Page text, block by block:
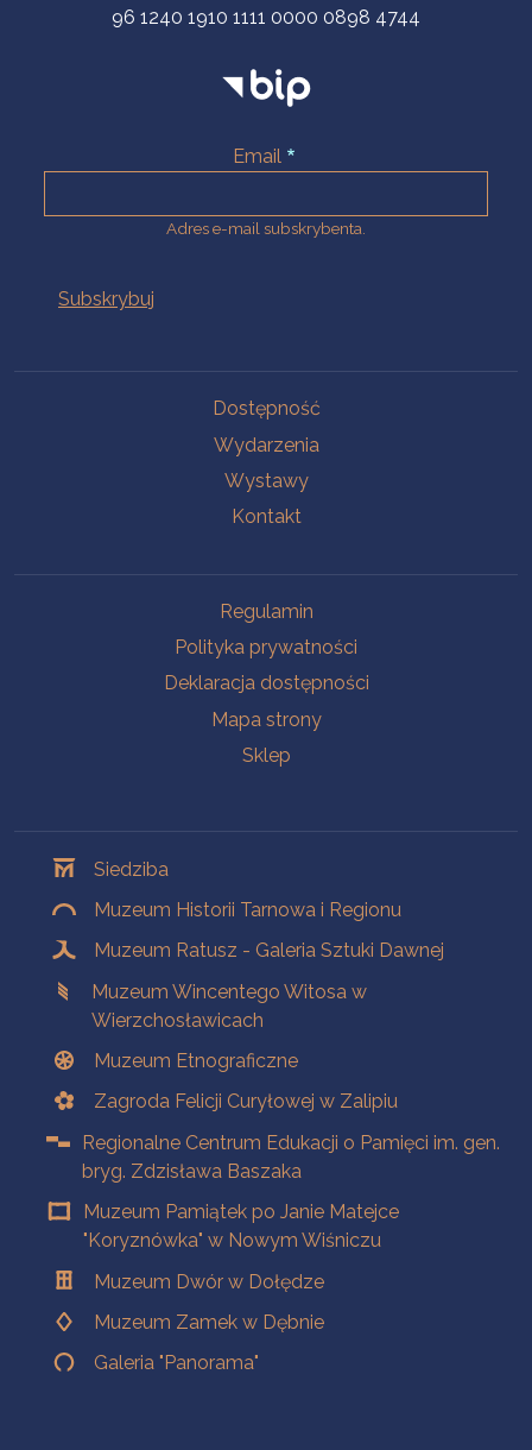
96 1240 1910 1111 0000 0898 4744
Email
Adres e-mail subskrybenta.
Dostępność
Wydarzenia
Wystawy
Kontakt
Regulamin
Polityka prywatności
Deklaracja dostępności
Mapa strony
Sklep
Siedziba
Muzeum Historii Tarnowa i Regionu
Muzeum Ratusz - Galeria Sztuki Dawnej
Muzeum Wincentego Witosa w
Wierzchosławicach
Muzeum Etnograficzne
Zagroda Felicji Curyłowej w Zalipiu
Regionalne Centrum Edukacji o Pamięci im. gen.
bryg. Zdzisława Baszaka
Muzeum Pamiątek po Janie Matejce
"Koryznówka" w Nowym Wiśniczu
Muzeum Dwór w Dołędze
Muzeum Zamek w Dębnie
Galeria "Panorama"